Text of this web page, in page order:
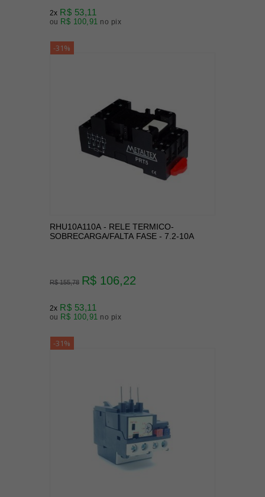
2x R$ 53,11
ou R$ 100,91 no pix
-31%
RHU10A110A - RELE TERMICO-
SOBRECARGA/FALTA FASE - 7.2-10A
R$ 155,78 R$ 106,22
2x R$ 53,11
ou R$ 100,91 no pix
-31%